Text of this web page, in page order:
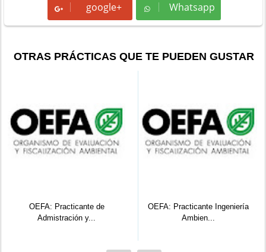
google+ Whatsapp
Whatsapp
OTRAS PRÁCTICAS QUE TE PUEDEN GUSTAR
OEFA: Practicante de
Admistración y...
OEFA: Practicante Ingeniería
Ambien...